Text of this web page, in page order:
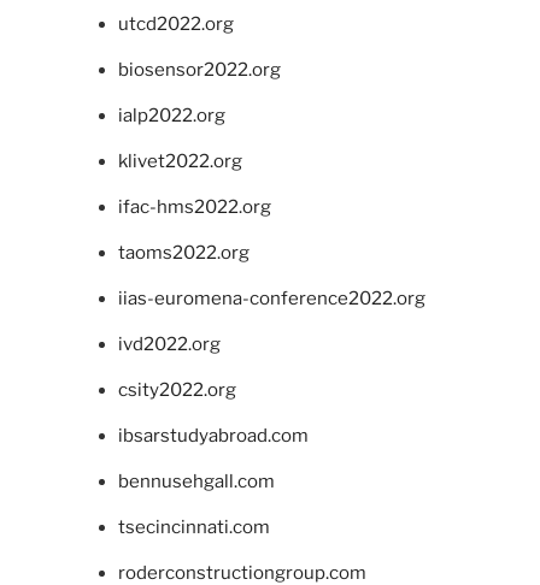
utcd2022.org
biosensor2022.org
ialp2022.org
klivet2022.org
ifac-hms2022.org
taoms2022.org
iias-euromena-conference2022.org
ivd2022.org
csity2022.org
ibsarstudyabroad.com
bennusehgall.com
tsecincinnati.com
roderconstructiongroup.com